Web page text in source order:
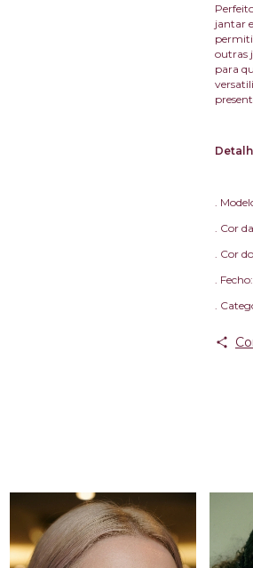
jantar
outras
para
.
. Cor
. Cor
.
.